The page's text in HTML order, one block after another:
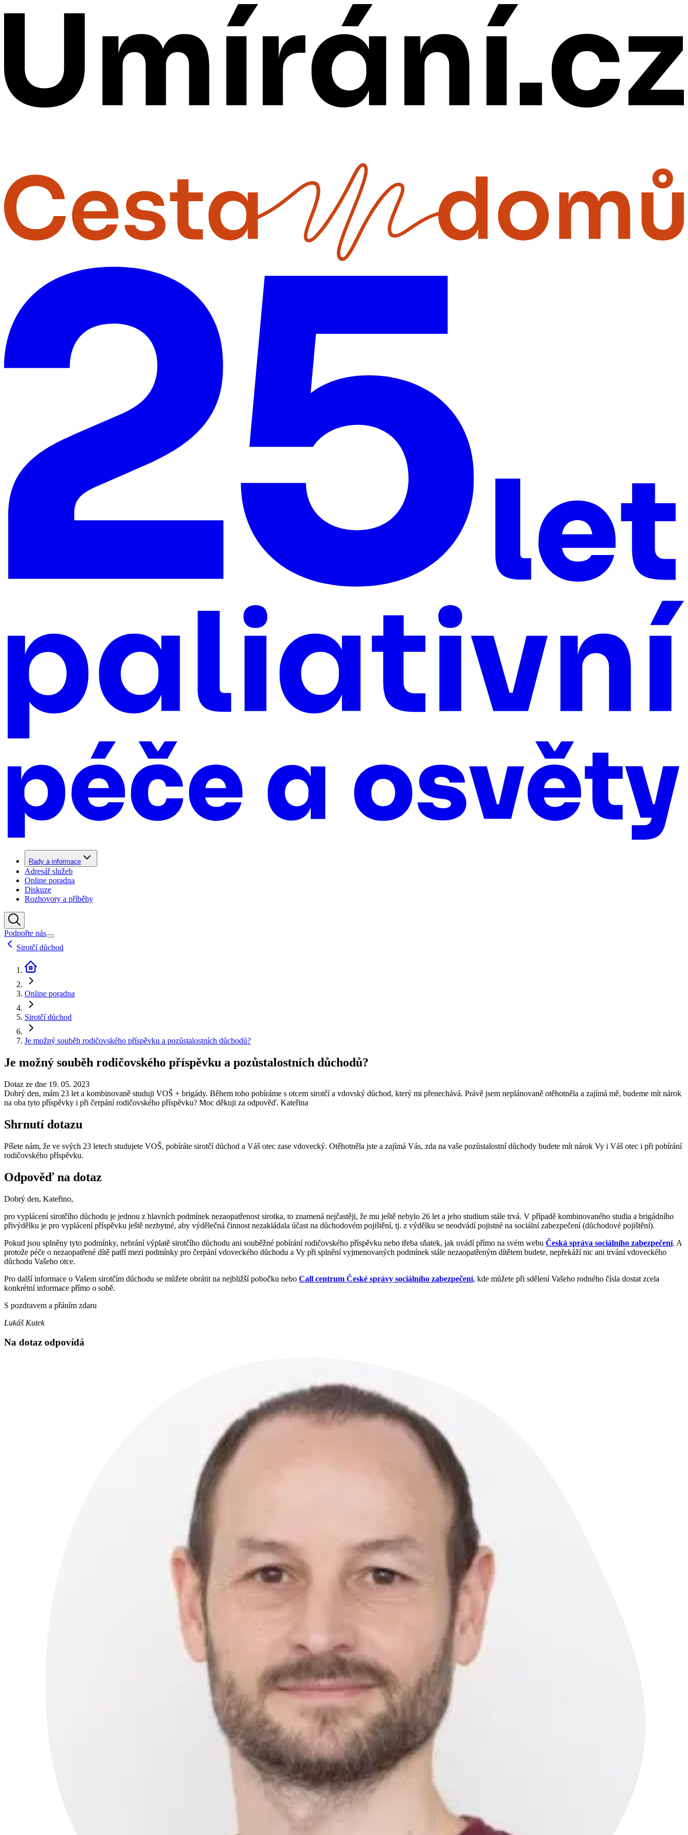
Rady a informace
Adresář služeb
Online poradna
Diskuze
Rozhovory a příběhy
Podpořte nás
Sirotčí důchod
Online poradna
Sirotčí důchod
Je možný souběh rodičovského příspěvku a pozůstalostních důchodů?
Je možný souběh rodičovského příspěvku a pozůstalostních důchodů?
Dotaz ze dne 19. 05. 2023
Dobrý den, mám 23 let a kombinovaně studuji VOŠ + brigády. Během toho pobíráme s otcem sirotčí a vdovský důchod, který mi přenechává. Právě jsem neplánovaně otěhotněla a zajímá mě, budeme mít nárok
na oba tyto příspěvky i při čerpání rodičovského příspěvku? Moc děkuji za odpověď. Kateřina
Shrnutí dotazu
Píšete nám, že ve svých 23 letech studujete VOŠ, pobíráte sirotčí důchod a Váš otec zase vdovecký. Otěhotněla jste a zajímá Vás, zda na vaše pozůstalostní důchody budete mít nárok Vy i Váš otec i při pobírání
rodičovského příspěvku.
Odpověď na dotaz
Dobrý den, Kateřino,
pro vyplácení sirotčího důchodu je jednou z hlavních podmínek nezaopatřenost sirotka, to znamená nejčastěji, že mu ještě nebylo 26 let a jeho studium stále trvá. V případě kombinovaného studia a brigádního
přivýdělku je pro vyplácení příspěvku ještě nezbytné, aby výdělečná činnost nezakládala účast na důchodovém pojištění, tj. z výdělku se neodvádí pojistné na sociální zabezpečení (důchodové pojištění).
Pokud jsou splněny tyto podmínky, nebrání výplatě sirotčího důchodu ani souběžné pobírání rodičovského příspěvku nebo třeba sňatek, jak uvádí přímo na svém webu Česká správa sociálního zabezpečení. A
protože péče o nezaopatřené dítě patří mezi podmínky pro čerpání vdoveckého důchodu a Vy při splnění vyjmenovaných podmínek stále nezaopatřeným dítětem budete, nepřekáží nic ani trvání vdoveckého
důchodu Vašeho otce.
Pro další informace o Vašem sirotčím důchodu se můžete obrátit na nejbližší pobočku nebo Call centrum České správy sociálního zabezpečení, kde můžete při sdělení Vašeho rodného čísla dostat zcela
konkrétní informace přímo o sobě.
S pozdravem a přáním zdaru
Lukáš Kutek
Na dotaz odpovídá